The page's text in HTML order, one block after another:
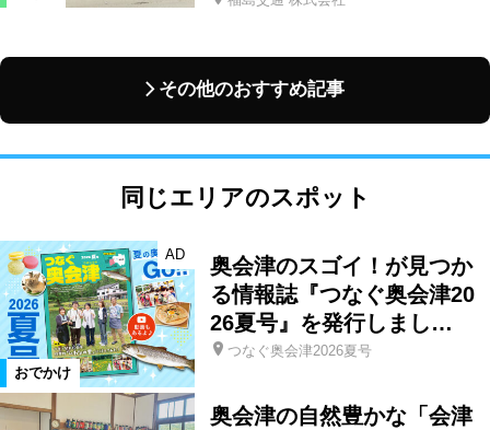
その他のおすすめ記事
同じエリアのスポット
おでかけ
AD
奥会津のスゴイ！が見つか
る情報誌『つなぐ奥会津20
26夏号』を発行しまし…
つなぐ奥会津2026夏号
奥会津の自然豊かな「会津